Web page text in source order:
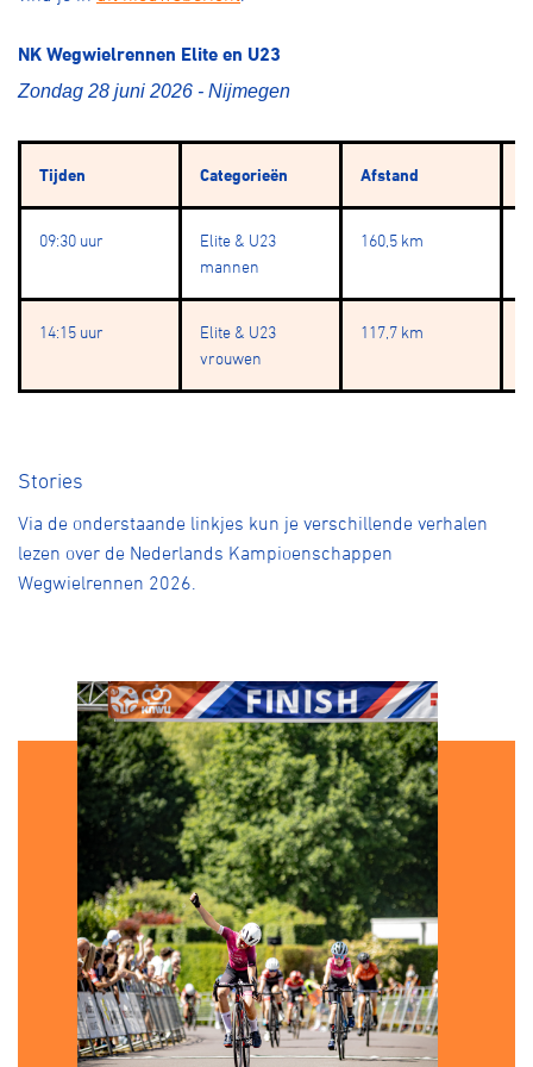
NK Wegwielrennen Elite en U23
Zondag 28 juni 2026 - Nijmegen
Tijden Categorieën Afstand
09:30 uur
Elite & U23
mannen
160,5 km
14:15 uur
Elite & U23
vrouwen
117,7 km
Stories
Via de onderstaande linkjes kun je verschillende verhalen
lezen over de Nederlands Kampioenschappen
Wegwielrennen 2026.